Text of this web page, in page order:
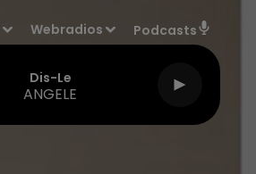
Webradios Podcasts
Dis-Le
ANGELE